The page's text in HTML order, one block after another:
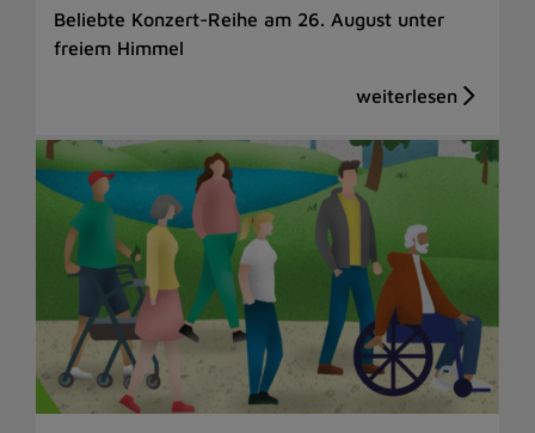
Beliebte Konzert-Reihe am 26. August unter
freiem Himmel